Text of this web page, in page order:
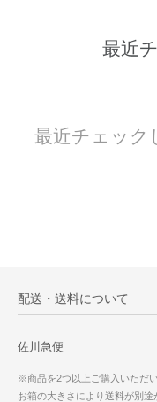
最近
最近チェック
配送・送料について
佐川急便
※商品を2つ以上ご購入いただ
お箱の大きさにより送料が別